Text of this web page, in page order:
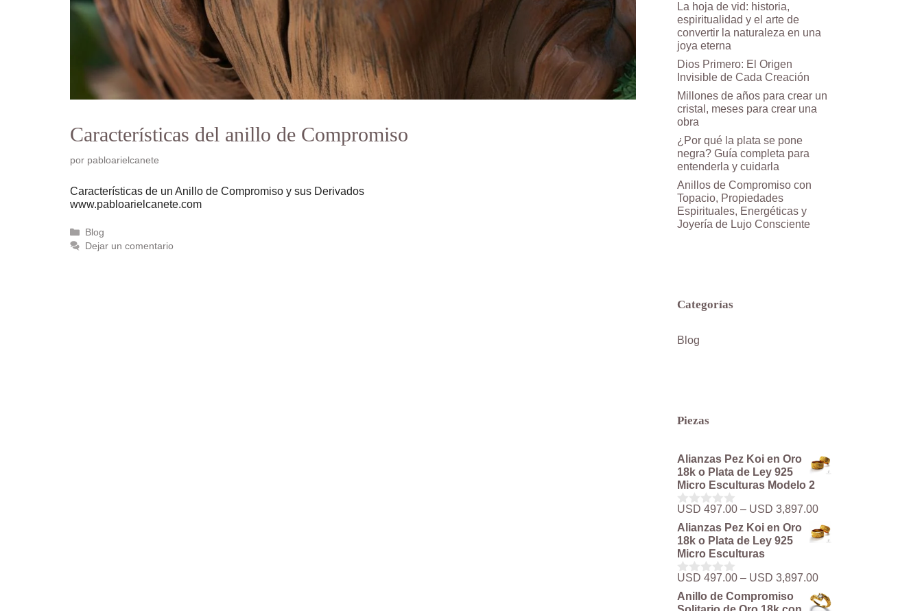
Características del anillo de Compromiso
por pabloarielcanete
Características de un Anillo de Compromiso y sus Derivados
www.pabloarielcanete.com
Categorías
Blog
Dejar un comentario
La hoja de vid: historia,
espiritualidad y el arte de
convertir la naturaleza en una
joya eterna
Dios Primero: El Origen
Invisible de Cada Creación
Millones de años para crear un
cristal, meses para crear una
obra
¿Por qué la plata se pone
negra? Guía completa para
entenderla y cuidarla
Anillos de Compromiso con
Topacio, Propiedades
Espirituales, Energéticas y
Joyería de Lujo Consciente
Categorías
Blog
Piezas
Alianzas Pez Koi en Oro
18k o Plata de Ley 925
Micro Esculturas Modelo 2
0
d
e
5
USD 497.00 – USD 3,897.00Rango
precios:
hasta
Alianzas Pez Koi en Oro
18k o Plata de Ley 925
Micro Esculturas
0
d
e
USD 497.00 – USD 3,897.00Rango
de
precios:
Anillo de Compromiso